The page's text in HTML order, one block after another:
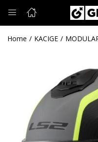
PRIJAVA
Unesite svoje korisničko
Zapamti me
Home KACIGE